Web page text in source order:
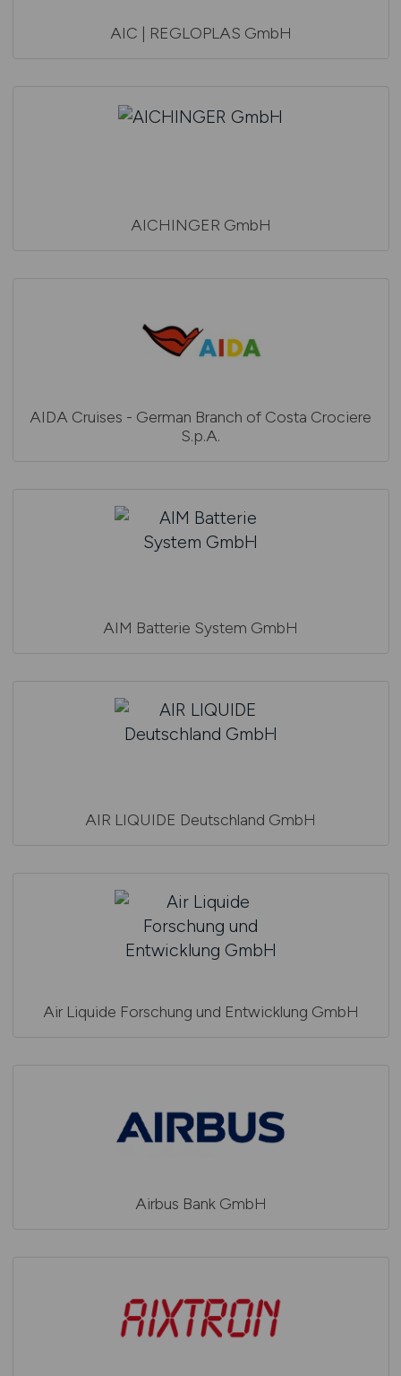
AIC | REGLOPLAS GmbH
AICHINGER GmbH
AIDA Cruises - German Branch of Costa Crociere
S.p.A.
AIM Batterie System GmbH
AIR LIQUIDE Deutschland GmbH
Air Liquide Forschung und Entwicklung GmbH
Airbus Bank GmbH